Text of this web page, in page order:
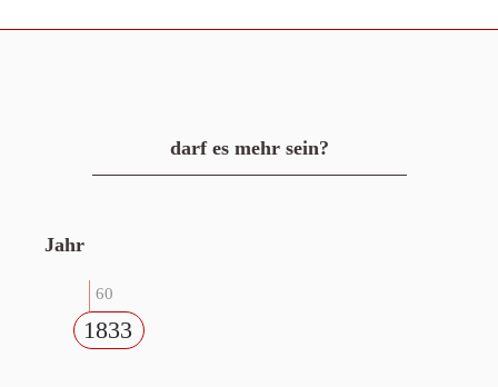
darf es mehr sein?
Jahr
60
1833